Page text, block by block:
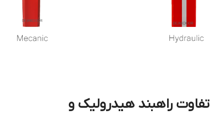
تفاوت راهبند هیدرولیک و